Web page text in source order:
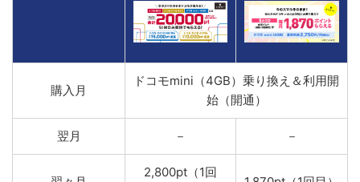
購入月
ドコモmini（4GB）乗り換え＆利用開
始（開通）
翌月 － －
2,800pt（1回